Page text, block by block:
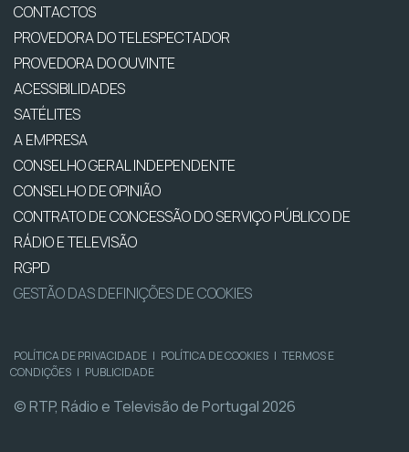
CONTACTOS
PROVEDORA DO TELESPECTADOR
PROVEDORA DO OUVINTE
ACESSIBILIDADES
SATÉLITES
A EMPRESA
CONSELHO GERAL INDEPENDENTE
CONSELHO DE OPINIÃO
CONTRATO DE CONCESSÃO DO SERVIÇO PÚBLICO DE
RÁDIO E TELEVISÃO
RGPD
GESTÃO DAS DEFINIÇÕES DE COOKIES
POLÍTICA DE PRIVACIDADE | POLÍTICA DE COOKIES | TERMOS E
CONDIÇÕES | PUBLICIDADE
© RTP, Rádio e Televisão de Portugal 2026